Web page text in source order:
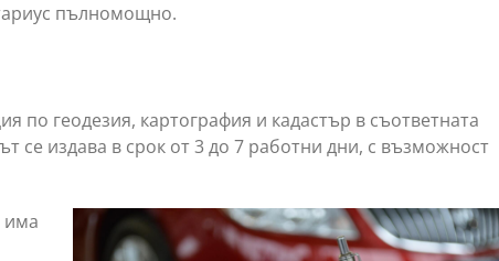
пълномощно.
по геодезия, картография и кадастър в съответната
издава в срок от 3 до 7 работни дни, с възможност
има